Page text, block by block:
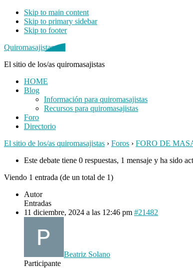
Skip to main content
Skip to primary sidebar
Skip to footer
Quiromasajistas.net
El sitio de los/as quiromasajistas
HOME
Blog
Información para quiromasajistas
Recursos para quiromasajistas
Foro
Directorio
El sitio de los/as quiromasajistas › Foros › FORO DE
Este debate tiene 0 respuestas, 1 mensaje y ha sido
Viendo 1 entrada (de un total de 1)
Autor
Entradas
11 diciembre, 2024 a las 12:46 pm #21482
Beatriz Solano
Participante